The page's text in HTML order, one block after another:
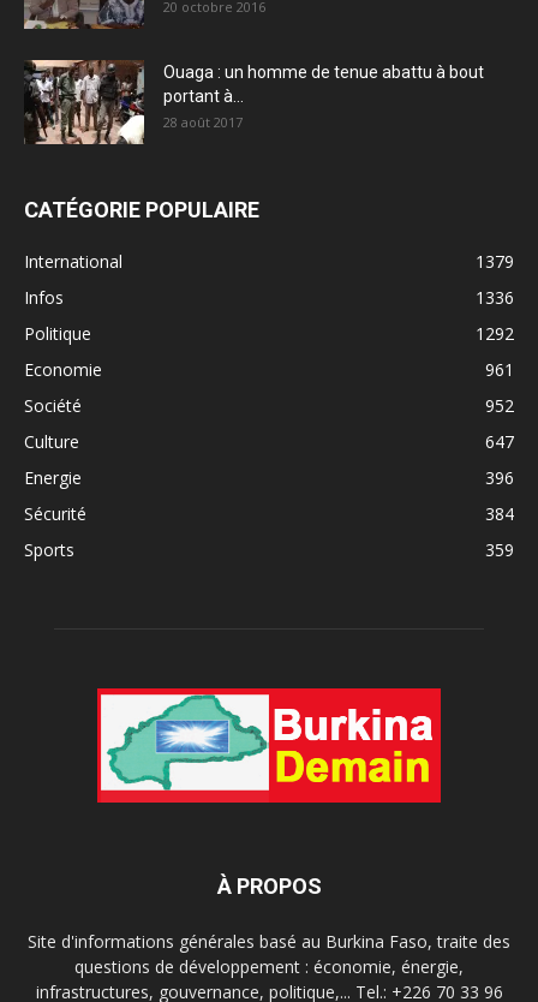
20 octobre 2016
Ouaga : un homme de tenue abattu à bout
portant à...
28 août 2017
CATÉGORIE POPULAIRE
International
1379
Infos
1336
Politique
1292
Economie
961
Société
952
Culture
647
Energie
396
Sécurité
384
Sports
359
À PROPOS
Site d'informations générales basé au Burkina Faso, traite des
questions de développement : économie, énergie,
infrastructures, gouvernance, politique,... Tel.: +226 70 33 96